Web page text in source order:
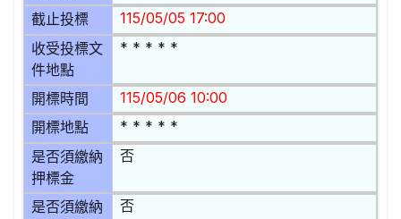
截止投標 115/05/05 17:00
收受投標文
件地點
* * * * *
開標時間 115/05/06 10:00
開標地點 * * * * *
是否須繳納
押標金
否
是否須繳納
否